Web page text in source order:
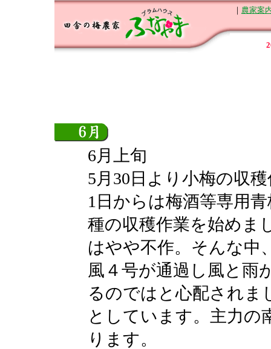
｜ 農家案
6月上旬
5月30日より小梅の収
1日からは梅酒等専用
種の収穫作業を始めま
はやや不作。そんな中
風４号が通過し風と雨
るのではと心配されま
としています。主力の
ります。